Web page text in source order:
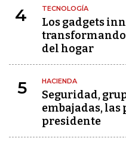
4 TECNOLOGÍA
Los gadgets
del hogar
5 HACIENDA
Seguridad,
embajadas,
presidente